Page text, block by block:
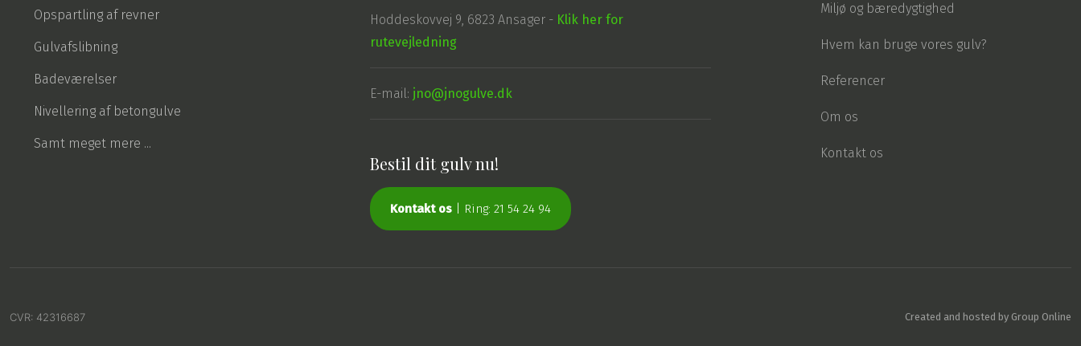
Opspartling af revner
Gulvafslibning
Badeværelser
Nivellering af betongulve
Samt meget mere ...
Hoddeskovvej 9, 6823 Ansager - Klik her for
rutevejledning
E-mail: jno@jnogulve.dk
Bestil dit gulv nu!
Kontakt os | Ring: 21 54 24 94
Miljø og bæredygtighed
Hvem kan bruge vores gulv?
Referencer
Om os
Kontakt os
CVR​: 42316687 Created and hosted by Group Online